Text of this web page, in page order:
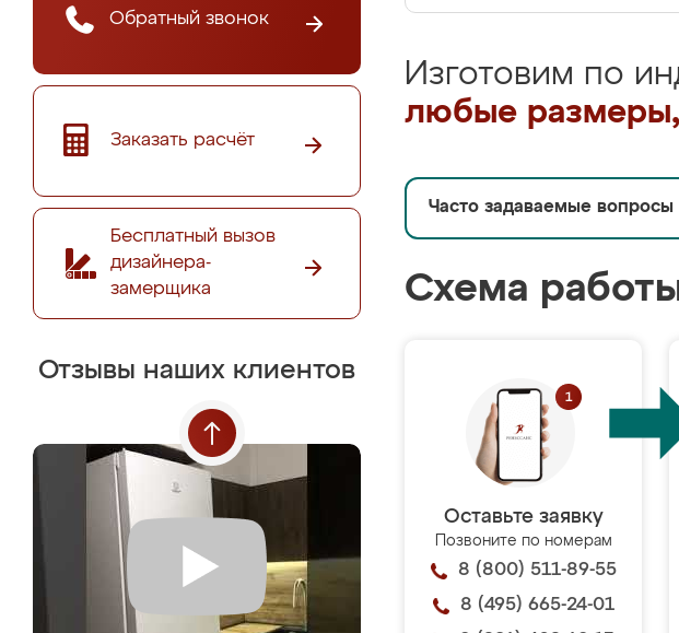
Обратный звонок
Заказать расчёт
Бесплатный вызов
дизайнера-
замерщика
Отзывы наших клиентов
Изготовим по
любые размеры,
Часто задаваемые вопросы
Схема
Оставьте заявку
Позвоните по номерам
8 (800) 511-89-55
8 (495) 665-24-01